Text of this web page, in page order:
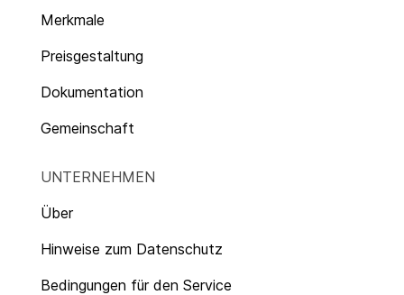
Merkmale
Preisgestaltung
Dokumentation
Gemeinschaft
UNTERNEHMEN
Über
Hinweise zum Datenschutz
Bedingungen für den Service